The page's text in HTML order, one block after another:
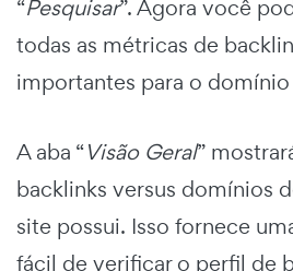
“Pesquisar”. Agora você
todas as métricas de
importantes para o
A aba “Visão Geral”
backlinks versus domínios
site possui. Isso fornece
fácil de verificar o perfil de